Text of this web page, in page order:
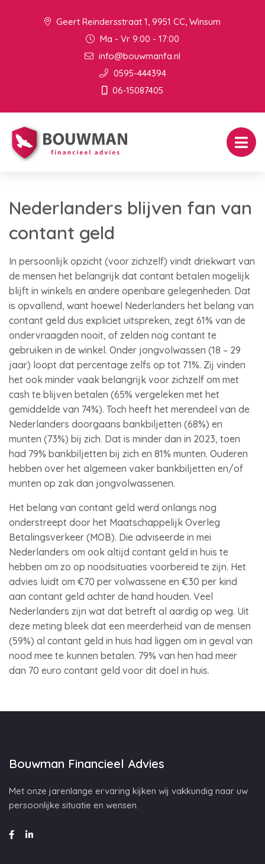
Geert Reindersstraat 1, 9951 CC, Winsum
Ma - Vr 9:00 - 17:00
info@bouwmanfa.nl
0595-444394
06-15087405
Nederlanders blijven fan van
contant geld
In persoonlijk opzicht (voor zichzelf) vindt driekwart van
de mensen het belangrijk dat contant betalen mogelijk
blijft in winkels en andere openbare gelegenheden. Dat
is opvallend, want hoewel Nederlanders het belang van
contant geld dus expliciet uitspreken, zegt 61% van de
ondervraagden nooit, of zelden nog contant te
gebruiken in de winkel. Onder jongvolwassen (18 – 29
jaar) loopt dat percentage zelfs op tot 71%. Zij vinden
het ook minder vaak belangrijk voor zichzelf om met
cash te blijven betalen (65% vergeleken met het
gemiddelde van 74%). Toch heeft het merendeel van de
Nederlanders doorgaans bankbiljetten (68%) en
munten (73%) bij zich. Dat is minder dan in 2023, toen
had 79% bankbiljetten bij zich en 81% munten. Ouderen
hebben over het algemeen vaker bankbiljetten en/of
munten op zak dan jongvolwassenen.
Het belang van contant geld werd onlangs nog
onderstreept door het Maatschappelijk Overleg
Betalingsverkeer (MOB). Die adviseerde in mei
Nederlanders om ook altijd contant geld in huis te
hebben om zo op noodsituaties voorbereid te zijn. Het
advies luidt om €70 per volwassene en €30 per kind
aan contant geld achter de hand houden. Veel
Nederlanders zijn wat dat betreft al aardig op weg. Uit
deze meting bleek dat een meerderheid van de mensen
(59%) al contant geld in huis had liggen om in geval van
nood mee te kunnen betalen. 79% van hen had meer
dan 70 euro contant geld voor dit doel in huis.
Bouwman Financieel Advies
Met onze jarenlange ervaring kijken wij vakkundig naar uw
persoonlijke situatie en wensen.